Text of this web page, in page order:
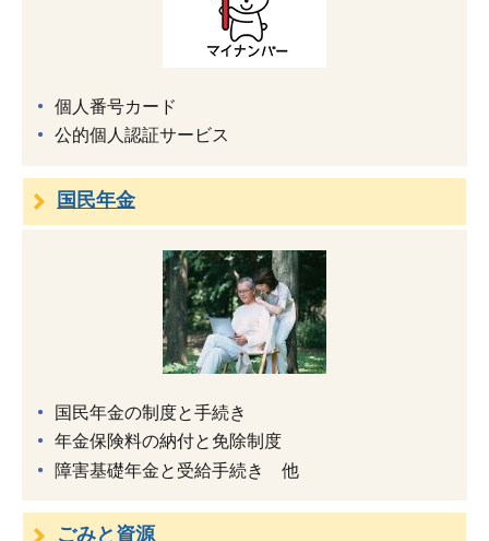
個人番号カード
公的個人認証サービス
国民年金
国民年金の制度と手続き
年金保険料の納付と免除制度
障害基礎年金と受給手続き 他
ごみと資源